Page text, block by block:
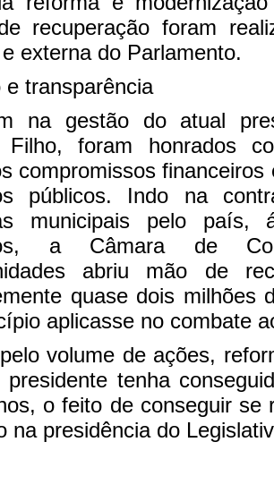
recuperação foram
externa do Parlamento.
e transparência
na gestão do atual
Filho, foram honrados
compromissos financeiros
públicos. Indo na
municipais pelo país,
a Câmara de
abriu mão de
quase dois milhões
aplicasse no combate
volume de ações,
presidente tenha
o feito de conseguir se
na presidência do